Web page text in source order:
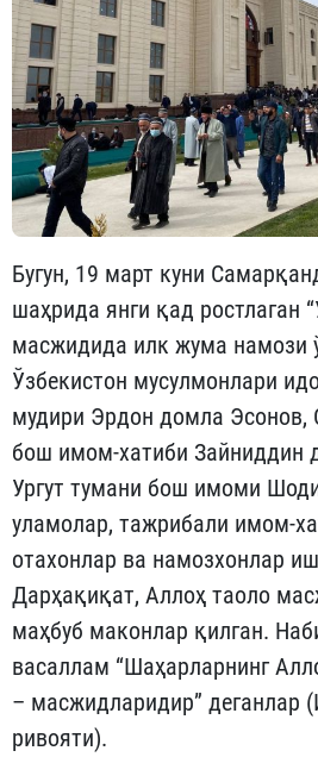
Бугун, 19 март куни
шаҳрида янги қад ростлаган
масжидида илк жума намози
Ўзбекистон мусулмонлари
мудири Эрдон домла Эсонов,
бош имом-хатиби Зайниддин
Ургут тумани бош имоми
уламолар, тажрибали имом-
отахонлар ва намозхонлар
Дарҳақиқат, Аллоҳ таоло
маҳбуб маконлар қилган.
васаллам “Шаҳарларнинг
– масжидларидир” деганлар
ривояти).